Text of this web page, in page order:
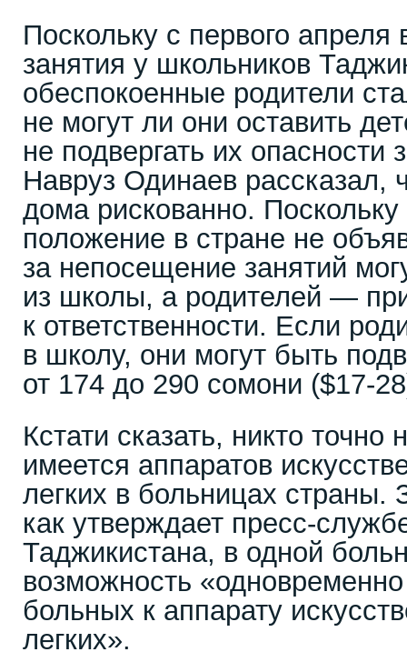
Поскольку с первого апреля
занятия у школьников
обеспокоенные родители
не могут ли они оставить
не подвергать их
Навруз Одинаев рассказал,
дома рискованно.
положение в стране не
за непосещение занятий
из школы, а родителей —
к ответственности. Если
в школу, они могут быть
от 174 до 290 сомони ($17-
Кстати сказать, никто точно
имеется аппаратов
легких в больницах страны.
как утверждает пресс-
Таджикистана, в одной
возможность
больных к аппарату
легких».